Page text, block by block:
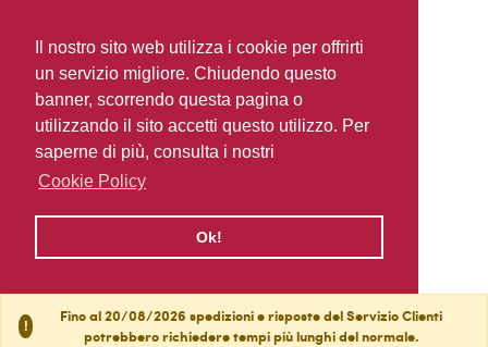
Il nostro sito web utilizza i cookie per offrirti
un servizio migliore. Chiudendo questo
banner, scorrendo questa pagina o
utilizzando il sito accetti questo utilizzo. Per
saperne di più, consulta i nostri
Cookie Policy
Ok!
!
Fino al 20/08/2026 spedizioni e risposte del Servizio Clienti
potrebbero richiedere tempi più lunghi del normale.